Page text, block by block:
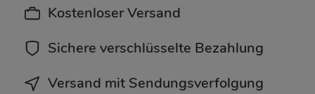
Kostenloser Versand
Sichere verschlüsselte Bezahlung
Versand mit Sendungsverfolgung